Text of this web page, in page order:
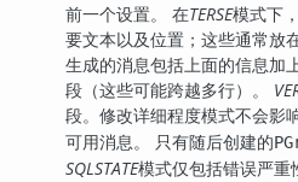
前一个设置。 在TERSE模式下
要文本以及位置；这些通常放
生成的消息包括上面的信息加
段（这些可能跨越多行）。
段。修改详细程度模式不会影
可用消息。 只有随后创建的
SQLSTATE模式仅包括错误严重